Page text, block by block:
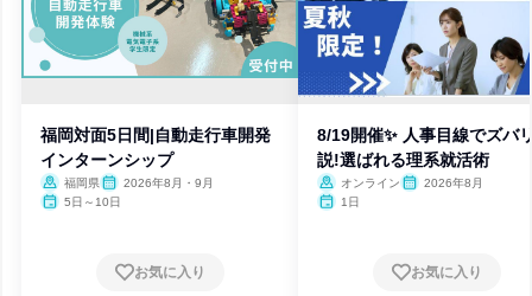
福岡対面5日間|自動走行車開発
インターンシップ
福岡県
2026年8月・9月
5日～10日
お気に入り
8/19開催✨ 人事目線でズバ
説!選ばれる理系就活術
オンライン
2026年8月
1日
お気に入り